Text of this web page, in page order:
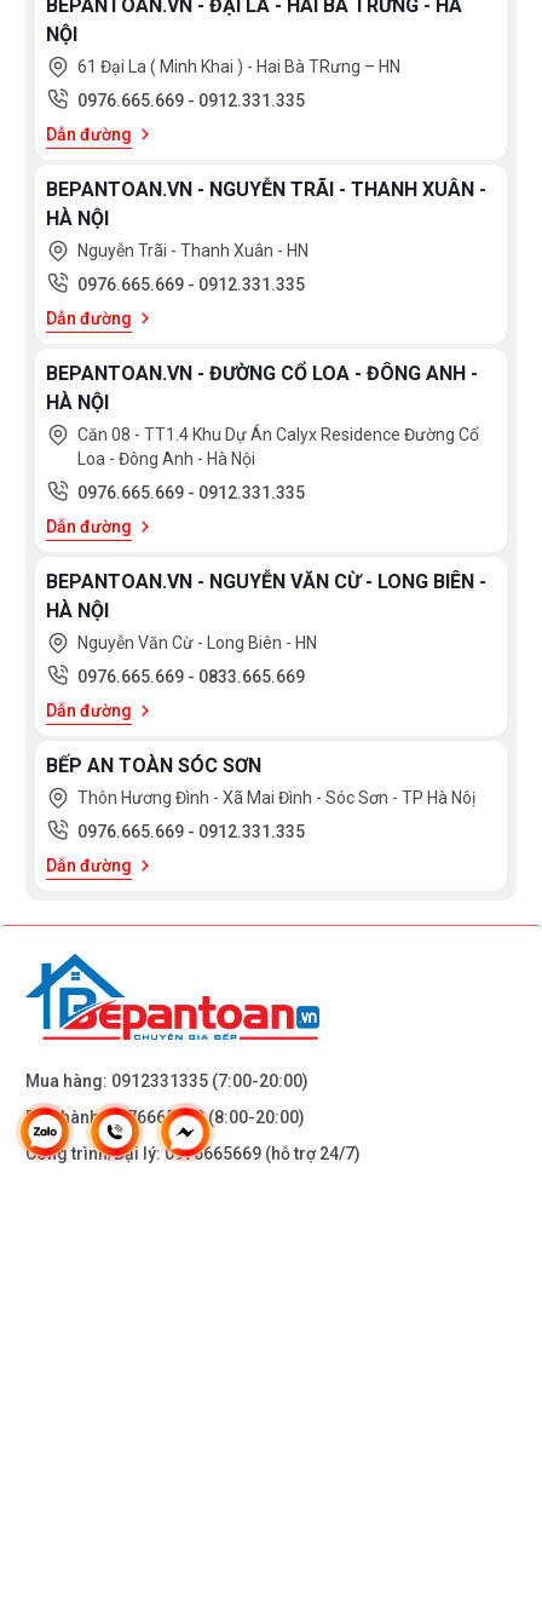
BEPANTOAN.VN - ĐẠI LA - HAI BÀ TRƯNG - HÀ
NỘI
61 Đại La ( Minh Khai ) - Hai Bà TRưng – HN
0976.665.669 - 0912.331.335
Dẫn đường
BEPANTOAN.VN - NGUYỄN TRÃI - THANH XUÂN -
HÀ NỘI
Nguyễn Trãi - Thanh Xuân - HN
0976.665.669 - 0912.331.335
Dẫn đường
BEPANTOAN.VN - ĐƯỜNG CỔ LOA - ĐÔNG ANH -
HÀ NỘI
Căn 08 - TT1.4 Khu Dự Án Calyx Residence Đường Cổ
Loa - Đông Anh - Hà Nội
0976.665.669 - 0912.331.335
Dẫn đường
BEPANTOAN.VN - NGUYỄN VĂN CỪ - LONG BIÊN -
HÀ NỘI
Nguyễn Văn Cừ - Long Biên - HN
0976.665.669 - 0833.665.669
Dẫn đường
BẾP AN TOÀN SÓC SƠN
Thôn Hương Đình - Xã Mai Đình - Sóc Sơn - TP Hà Nôị
0976.665.669 - 0912.331.335
Dẫn đường
Mua hàng: 0912331335 (7:00-20:00)
Bảo hành:0976665669(8:00-20:00)
Công trình/Đại lý:0976665669 (hỗ trợ 24/7)